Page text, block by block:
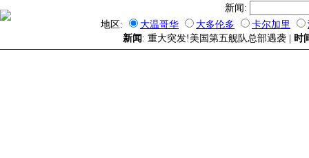
新闻:
地区:
大温哥华 大多伦多 卡尔加里
新闻 : 重大突发!美国第五舰队总部遇袭 | 时